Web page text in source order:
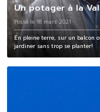
Un potager à la
Posté le 18 mars 2021
En pleine terre, sur un balcon
jardiner sans trop se planter!